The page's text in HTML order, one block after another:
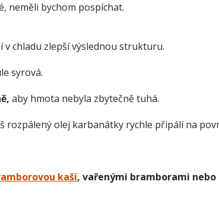
neměli bychom pospíchat.
v chladu zlepší výslednou strukturu.
syrová.
aby hmota nebyla zbytečně tuhá.
rozpálený olej karbanátky rychle připálí na
kaší, vařenými bramborami nebo